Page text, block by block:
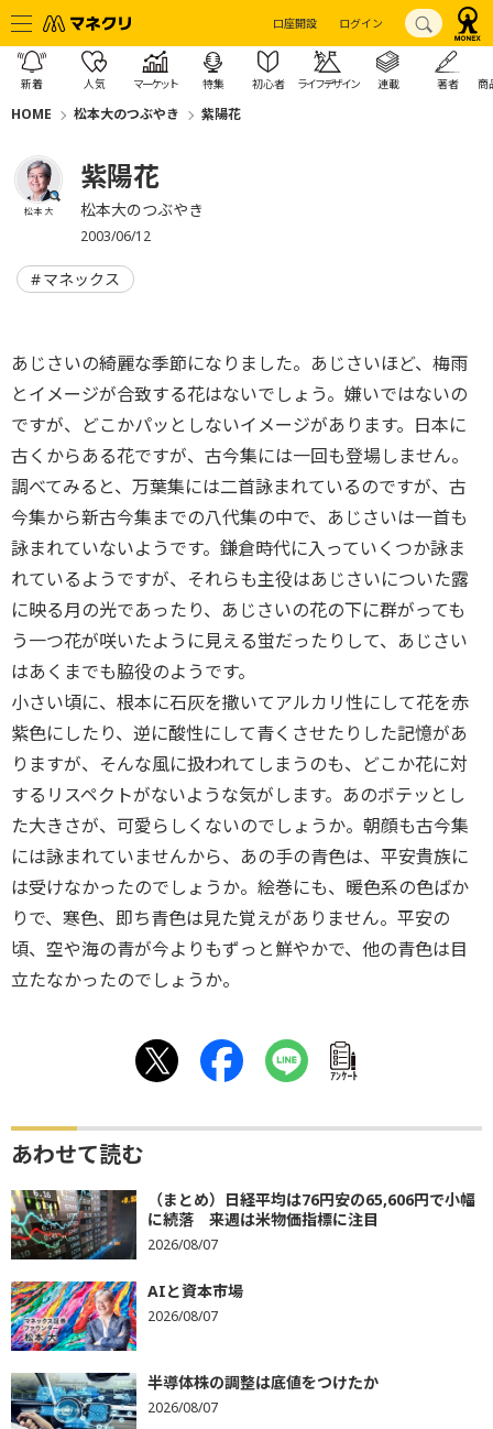
口座開設 ログイン
新着 人気 マーケット 特集 初心者 ライフデザイン 連載 著者 商
HOME 松本大のつぶやき 紫陽花
松本 大
紫陽花
松本大のつぶやき
2003/06/12
マネックス
あじさいの綺麗な季節になりました。あじさいほど、梅雨
とイメージが合致する花はないでしょう。嫌いではないの
ですが、どこかパッとしないイメージがあります。日本に
古くからある花ですが、古今集には一回も登場しません。
調べてみると、万葉集には二首詠まれているのですが、古
今集から新古今集までの八代集の中で、あじさいは一首も
詠まれていないようです。鎌倉時代に入っていくつか詠ま
れているようですが、それらも主役はあじさいについた露
に映る月の光であったり、あじさいの花の下に群がっても
う一つ花が咲いたように見える蛍だったりして、あじさい
はあくまでも脇役のようです。
小さい頃に、根本に石灰を撒いてアルカリ性にして花を赤
紫色にしたり、逆に酸性にして青くさせたりした記憶があ
りますが、そんな風に扱われてしまうのも、どこか花に対
するリスペクトがないような気がします。あのボテッとし
た大きさが、可愛らしくないのでしょうか。朝顔も古今集
には詠まれていませんから、あの手の青色は、平安貴族に
は受けなかったのでしょうか。絵巻にも、暖色系の色ばか
りで、寒色、即ち青色は見た覚えがありません。平安の
頃、空や海の青が今よりもずっと鮮やかで、他の青色は目
立たなかったのでしょうか。
ｱﾝｹｰﾄ
あわせて読む
（まとめ）日経平均は76円安の65,606円で小幅
に続落 来週は米物価指標に注目
2026/08/07
AIと資本市場
2026/08/07
半導体株の調整は底値をつけたか
2026/08/07